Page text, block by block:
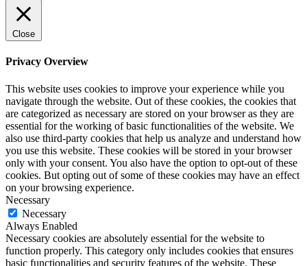
Close
Privacy Overview
This website uses cookies to improve your experience while you
navigate through the website. Out of these cookies, the cookies that
are categorized as necessary are stored on your browser as they are
essential for the working of basic functionalities of the website. We
also use third-party cookies that help us analyze and understand how
you use this website. These cookies will be stored in your browser
only with your consent. You also have the option to opt-out of these
cookies. But opting out of some of these cookies may have an effect
on your browsing experience.
Necessary
Necessary
Always Enabled
Necessary cookies are absolutely essential for the website to
function properly. This category only includes cookies that ensures
basic functionalities and security features of the website. These